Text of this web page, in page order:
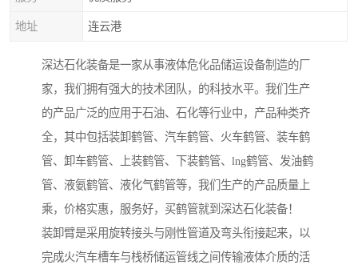
地址 连云港
深达石化装备是一家从事液体危化品储运设备制造的厂
家，我们拥有强大的技术团队，的科技水平。我们生产
的产品广泛的应用于石油、石化等行业中，产品种类齐
全，其中包括装卸鹤管、汽车鹤管、火车鹤管、装车鹤
管、卸车鹤管、上装鹤管、下装鹤管、lng鹤管、发油鹤
管、液氨鹤管、液化气鹤管等，我们生产的产品质量上
乘，价格实惠，服务好，买鹤管就到深达石化装备！
装卸臂是采用旋转接头与刚性管道及弯头衔接起来，以
完成火汽车槽车与栈桥储运管线之间传输液体介质的活